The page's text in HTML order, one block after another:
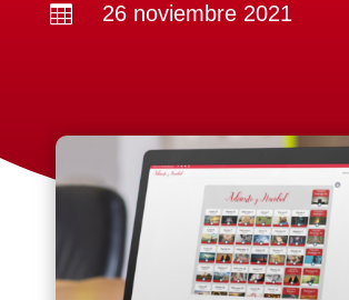
 26 noviembre 2021